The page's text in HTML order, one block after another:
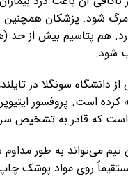
شود. پزشکان همچنین
هم پتاسیم بیش از حد
شود.
دانشگاه سونگلا در
کرده است. پروفسور
که قادر به تشخیص
می‌تواند به طور مداوم
روی مواد پوشک